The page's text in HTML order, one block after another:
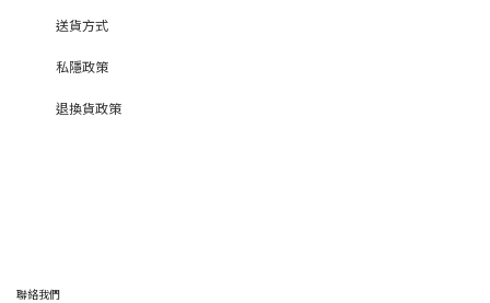
送貨方式
私隱政策
退換貨政策
聯絡我們